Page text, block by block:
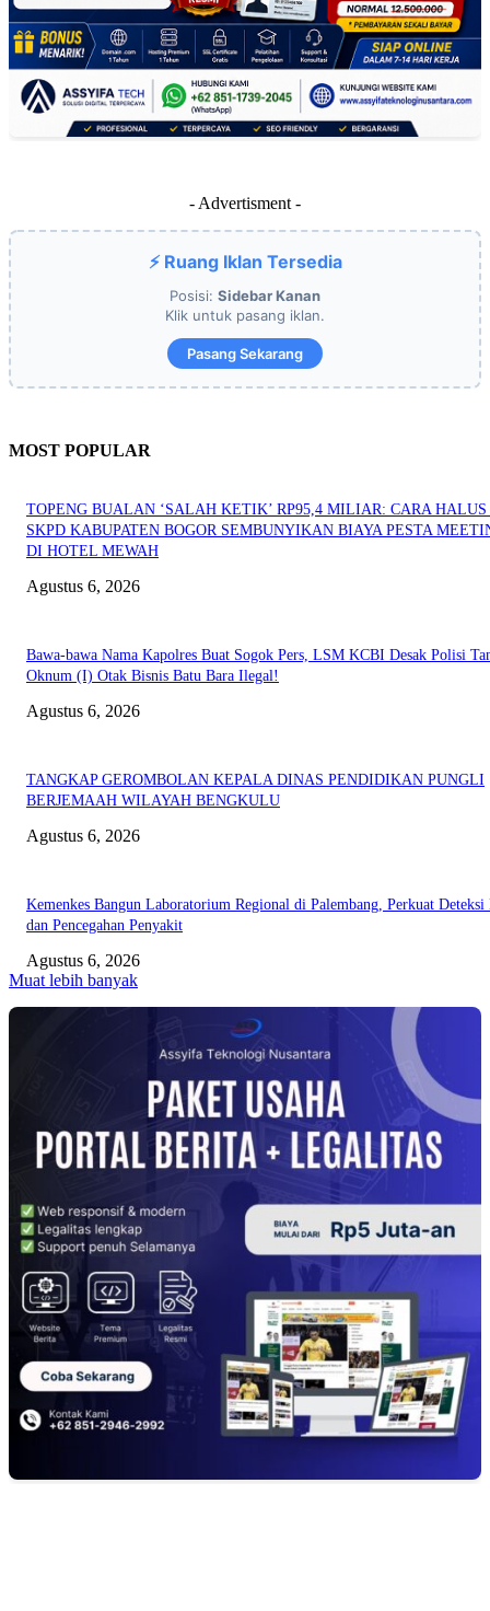
- Advertisment -
⚡ Ruang Iklan Tersedia
Posisi: Sidebar Kanan
Klik untuk pasang iklan.
Pasang Sekarang
MOST POPULAR
TOPENG BUALAN ‘SALAH KETIK’ RP95,4 MILIAR: CARA HALUS
SKPD KABUPATEN BOGOR SEMBUNYIKAN BIAYA PESTA
DI HOTEL MEWAH
Agustus 6, 2026
Bawa-bawa Nama Kapolres Buat Sogok Pers, LSM KCBI Desak Polisi
Oknum (I) Otak Bisnis Batu Bara Ilegal!
Agustus 6, 2026
TANGKAP GEROMBOLAN KEPALA DINAS PENDIDIKAN PUNGLI
BERJEMAAH WILAYAH BENGKULU
Agustus 6, 2026
Kemenkes Bangun Laboratorium Regional di Palembang, Perkuat
dan Pencegahan Penyakit
Agustus 6, 2026
Muat lebih banyak